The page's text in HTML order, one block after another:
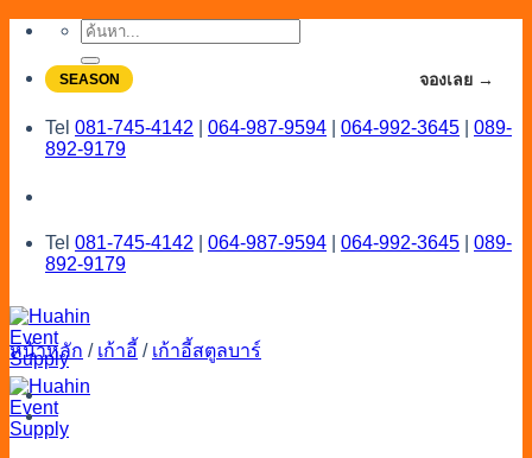
Skip
content
ค้นหา:
SEASON จองเลย →
Tel 081-745-4142 064-987-9594 064-992-3645
089-
892-9179
Tel 081-745-4142 064-987-9594 064-992-3645
089-
892-9179
หน้าหลัก / เก้าอี้ / เก้าอี้สตูลบาร์